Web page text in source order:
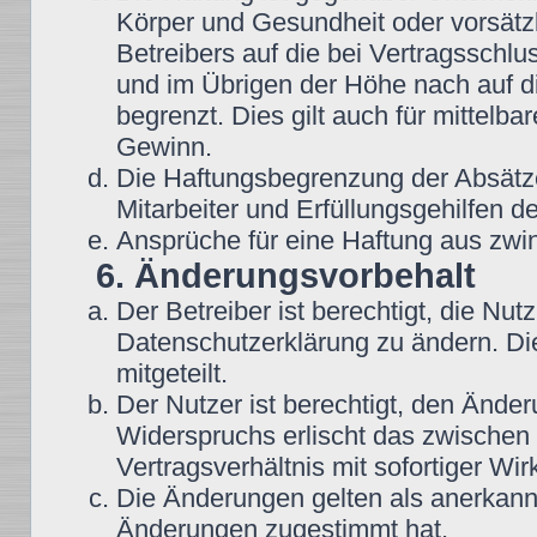
Körper und Gesundheit oder
Betreibers auf die bei
und im Übrigen der Höhe nach auf
begrenzt. Dies gilt auch für
Gewinn.
Die Haftungsbegrenzung der
Mitarbeiter und Erfüllungsgehilfen
Ansprüche für eine Haftung aus
6. Änderungsvorbehalt
Der Betreiber ist berechtigt, die
Datenschutzerklärung zu ändern.
mitgeteilt.
Der Nutzer ist berechtigt, den
Widerspruchs erlischt das
Vertragsverhältnis mit sofortiger
Die Änderungen gelten als
Änderungen zugestimmt hat.